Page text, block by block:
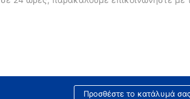
Προσθέστε το κατάλυμά